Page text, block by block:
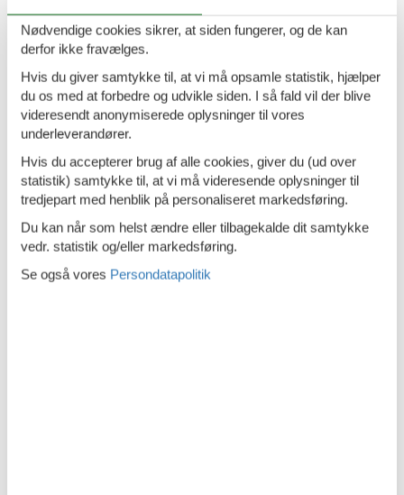
Sengetøj
Separat køkken
Separat opholdsrum
Sofa seng
Soveværelse
Stue
Telefon
Terrasse
Toaster
Nødvendige cookies sikrer, at siden fungerer, og de kan
derfor ikke fravælges.
Hvis du giver samtykke til, at vi må opsamle statistik, hjælper
du os med at forbedre og udvikle siden. I så fald vil der blive
videresendt anonymiserede oplysninger til vores
underleverandører.
Hvis du accepterer brug af alle cookies, giver du (ud over
statistik) samtykke til, at vi må videresende oplysninger til
tredjepart med henblik på personaliseret markedsføring.
Du kan når som helst ændre eller tilbagekalde dit samtykke
vedr. statistik og/eller markedsføring.
Se også vores Persondatapolitik